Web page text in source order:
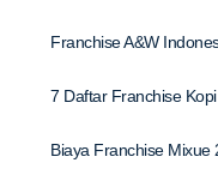
Franchise A&W
7 Daftar Franchise
Biaya Franchise Mixue